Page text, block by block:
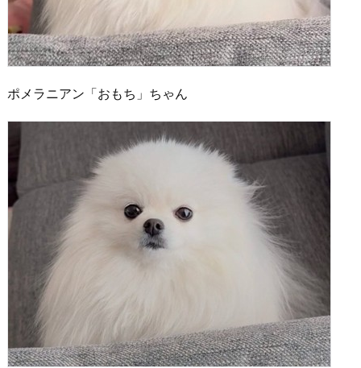
ポメラニアン「おもち」ちゃん